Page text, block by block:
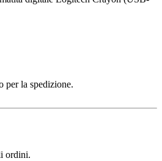
per la spedizione.
ordini.